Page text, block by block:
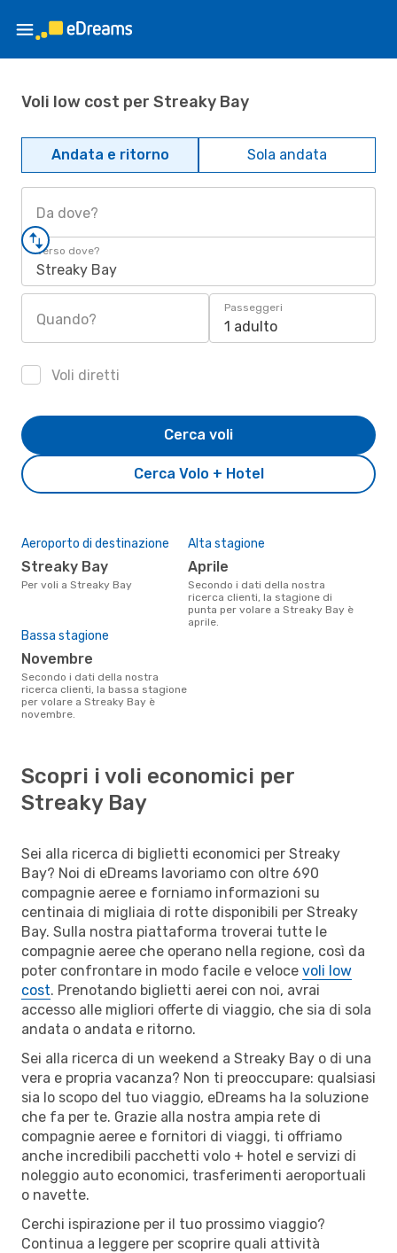
Voli low cost per Streaky Bay
Andata e ritorno Sola andata
Da dove?
Verso dove?
Streaky Bay
Quando?
Passeggeri
1 adulto
Voli diretti
Cerca Volo + Hotel
Cerca voli
Aeroporto di destinazione
Streaky Bay
Per voli a Streaky Bay
Alta stagione
aprile
Secondo i dati della nostra
ricerca clienti, la stagione di
punta per volare a Streaky Bay è
aprile.
Bassa stagione
novembre
Secondo i dati della nostra
ricerca clienti, la bassa stagione
per volare a Streaky Bay è
novembre.
Scopri i voli economici per
Streaky Bay
Sei alla ricerca di biglietti economici per Streaky
Bay? Noi di eDreams lavoriamo con oltre 690
compagnie aeree e forniamo informazioni su
centinaia di migliaia di rotte disponibili per Streaky
Bay. Sulla nostra piattaforma troverai tutte le
compagnie aeree che operano nella regione, così da
poter confrontare in modo facile e veloce voli low
cost. Prenotando biglietti aerei con noi, avrai
accesso alle migliori offerte di viaggio, che sia di sola
andata o andata e ritorno.
Sei alla ricerca di un weekend a Streaky Bay o di una
vera e propria vacanza? Non ti preoccupare: qualsiasi
sia lo scopo del tuo viaggio, eDreams ha la soluzione
che fa per te. Grazie alla nostra ampia rete di
compagnie aeree e fornitori di viaggi, ti offriamo
anche incredibili pacchetti volo + hotel e servizi di
noleggio auto economici, trasferimenti aeroportuali
o navette.
Cerchi ispirazione per il tuo prossimo viaggio?
Continua a leggere per scoprire quali attività